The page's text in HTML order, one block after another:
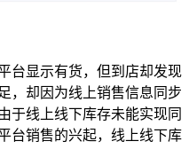
台显示有货，但到店却发现
，却因为线上销售信息同步
于线上线下库存未能实现同
台销售的兴起，线上线下库